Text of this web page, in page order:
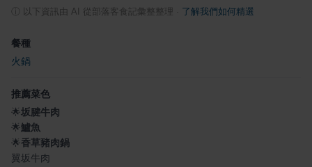
以下資訊由 AI 從部落客食記彙整整理 了解我們如何精選
餐種
火鍋
推薦菜色
🌟坂腱牛肉
🌟鱸魚
🌟香草豬肉鍋
翼坂牛肉